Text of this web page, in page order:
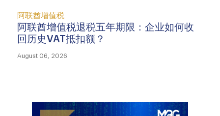
阿联酋增值税
阿联酋增值税退税五年期限：企业如何收
回历史VAT抵扣额？
August 06, 2026